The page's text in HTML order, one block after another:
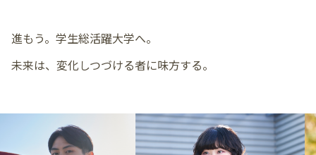
進もう。学生総活躍大学へ。
未来は、変化しつづける者に味方する。